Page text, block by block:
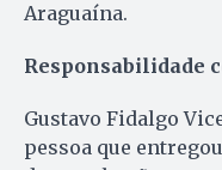
Araguaína.
Responsabilidade
Gustavo Fidalgo
pessoa que